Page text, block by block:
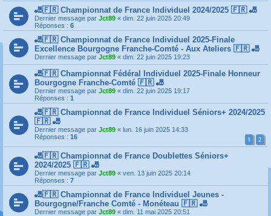
🎳🇫🇷 Championnat de France Individuel 2024/2025 🇫🇷 🎳
Dernier message par Jct89 « dim. 22 juin 2025 20:49
Réponses : 6
🎳🇫🇷 Championnat de France Individuel 2025-Finale
Excellence Bourgogne Franche-Comté - Aux Ateliers 🇫🇷 🎳
Dernier message par Jct89 « dim. 22 juin 2025 19:23
🎳🇫🇷 Championnat Fédéral Individuel 2025-Finale Honneur
Bourgogne Franche-Comté 🇫🇷 🎳
Dernier message par Jct89 « dim. 22 juin 2025 19:17
Réponses : 1
🎳🇫🇷 Championnat de France Individuel Séniors+ 2024/2025
🇫🇷 🎳
Dernier message par Jct89 « lun. 16 juin 2025 14:33
Réponses : 16 1 2
🎳🇫🇷 Championnat de France Doublettes Séniors+
2024/2025 🇫🇷 🎳
Dernier message par Jct89 « ven. 13 juin 2025 20:14
Réponses : 7
🎳🇫🇷 Championnat de France Individuel Jeunes -
Bourgogne/Franche Comté - Monéteau 🇫🇷 🎳
Dernier message par Jct89 « dim. 11 mai 2025 20:51